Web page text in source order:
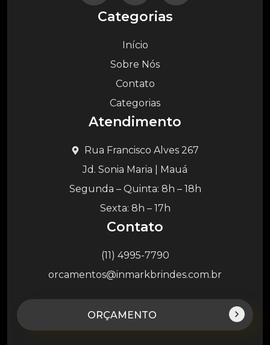
Categorias
Início
Sobre Nós
Contato
Categorias
Atendimento
Rua Francisco Alves 267
Jd. Sonia Maria | Mauá
Segunda – Quinta: 8h – 18h
Sexta: 8h – 17h
Contato
(11) 4995-7790
orcamentos@inmarkbrindes.com.br
ORÇAMENTO